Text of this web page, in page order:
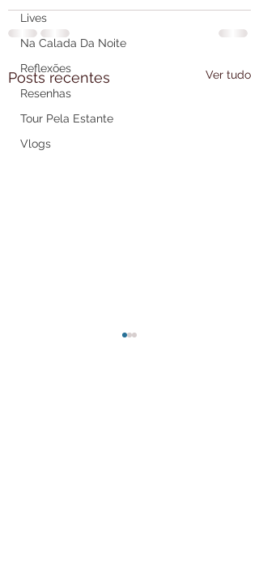
Lives
Na Calada Da Noite
Reflexões
Resenhas
Tour Pela Estante
Vlogs
Posts recentes Ver tudo